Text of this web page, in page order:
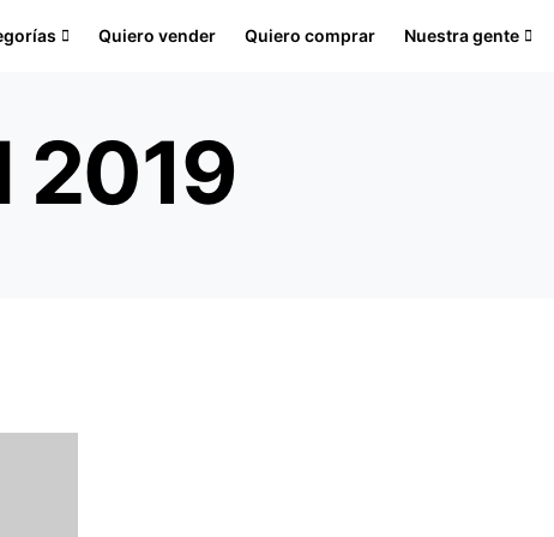
Quiero vender Quiero comprar Nuestra gente
2019